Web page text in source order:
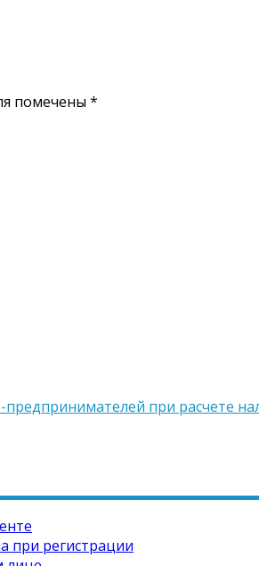
помечены *
при расчете
при регистрации